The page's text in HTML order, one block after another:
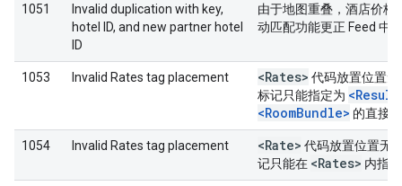
1051
Invalid duplication with key,
hotel ID, and new partner hotel
ID
由于地图重叠，酒店价格
动匹配功能更正 Feed 中
1053 Invalid Rates tag placement <Rates> 代码放置位置无
标记只能指定为
<RoomBundle> 的直接
1054 Invalid Rates tag placement <Rate> 代码放置位置无
记只能在 <Rates> 内指